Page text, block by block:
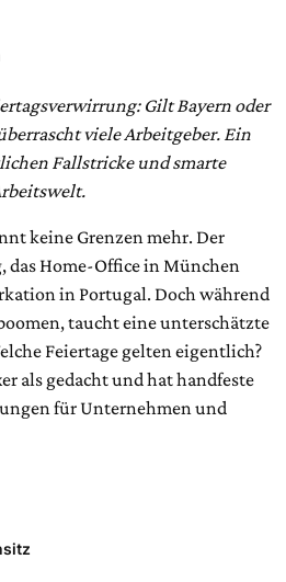
Gilt Bayern oder
viele Arbeitgeber. Ein
Fallstricke und smarte
keine Grenzen mehr. Der
das Home-Office in München
in Portugal. Doch während
taucht eine unterschätzte
Feiertage gelten eigentlich?
als gedacht und hat handfeste
für Unternehmen und